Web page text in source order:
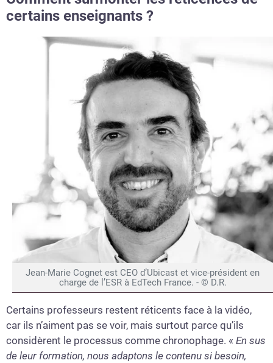
certains enseignants ?
Jean-Marie Cognet est CEO d’Ubicast et vice-président en
charge de l’ESR à EdTech France. - © D.R.
Certains professeurs restent réticents face à la vidéo,
car ils n’aiment pas se voir, mais surtout parce qu’ils
considèrent le processus comme chronophage. « En sus
de leur formation, nous adaptons le contenu si besoin,